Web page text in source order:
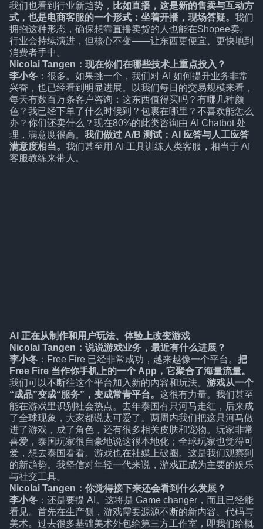
我们也看到行业新趋势， 比如直播，这是新的售卖与互动方
式，也是电商客服的一个形式：坐着开播，现场答疑。 我们
拥抱这种形态，确保想靠直播卖货的人也能在Shopee卖。
行业会持续演进，但核心不变——让东西更便宜、更快地到
消费者手中。
Nicolai Tangen：现在你们在哪些技术上重点投入？
李小冬 ：很多。如果挑一个，我们对 AI 如何提升业务非常
兴奋，也已经看到明显进展。以我们每日的交易规模来看，
每天有数百万条客户咨询：这东西值得买吗？有哪几种颜
色？我已经下单了什么时候到？包裹在哪里？不喜欢能怎么
办？你们还卖什么？现在80%的此类咨询由 AI Chatbot 处
理，满意度很高。 我们做过 A/B 测试：AI 应答与人工应答
满意度相当。 我们甚至用 AI 工具训练人类客服，相当于 AI
客服教练来带人。
AI 正在从制作和用户玩法、体验上改变游戏
Nicolai Tangen：说说游戏业务，最近有什么进展？
李小冬 ：Free Fire 已经非常成功，越来越像一个平台。 把
Free Fire 当作你手机上的一个 App，它聚合了海量流量。
我们可以不断往这个平台加入新的内容和玩法。 游戏从一个
“成品”变成“服务”，变成常青平台。 这很有力量。我们甚至
能在游戏里识别社会热点。去年泰国有只河马走红，后来成
了全球现象，大家都说太可爱了。两周内我们把这只河马做
进了游戏，成了角色，还有很多相关皮肤和宠物。玩家非常
喜爱，泰国玩家很自豪地说这很本地化；全球玩家也觉得可
爱，想去泰国看看。游戏也在社媒上破圈。这是我们观察到
的新趋势。我坚信对年轻一代来说，游戏正成为主要的娱乐
与社交工具。
Nicolai Tangen：你觉得接下来还会看到什么发展？
李小冬 ：还是要提 AI。这将是 Game changer，而且已经能
看见。首先在生产侧，游戏需要源源不断的新内容、代码与
美术。过去很多基础美术外包给第三方工作室，即我们给概